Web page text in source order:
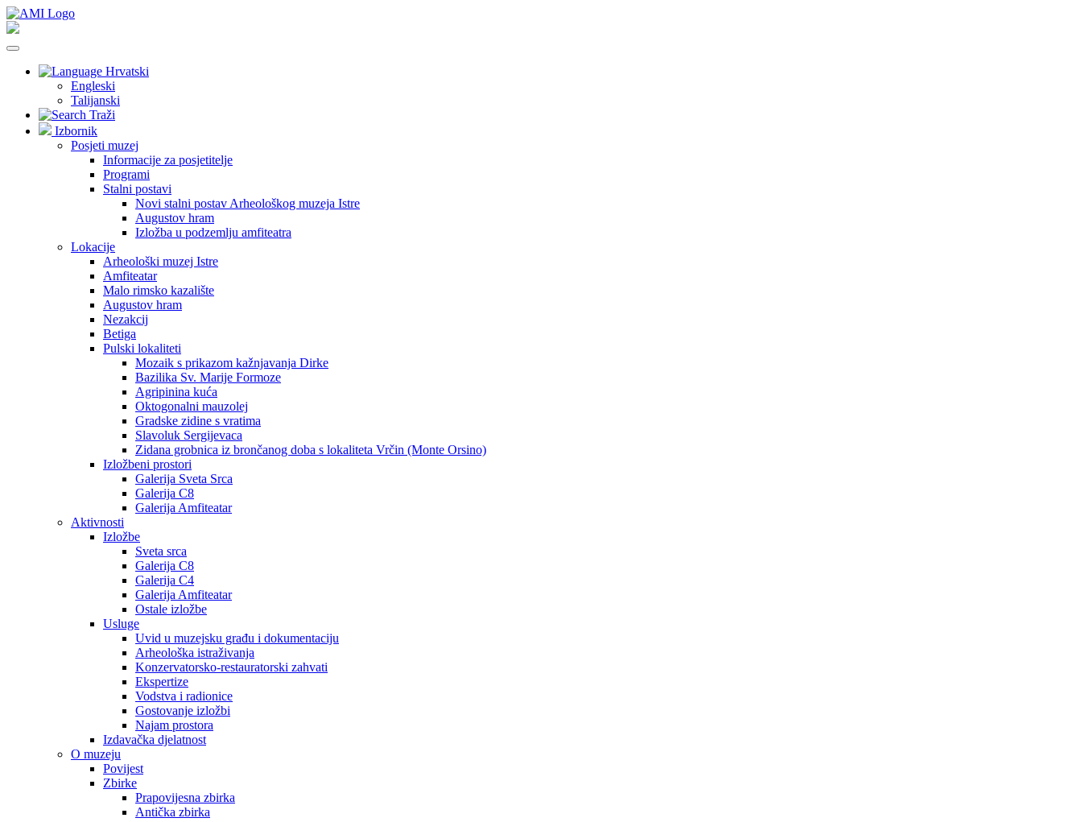
Hrvatski
Engleski
Talijanski
Traži
Izbornik
Posjeti muzej
Informacije za posjetitelje
Programi
Stalni postavi
Novi stalni postav Arheološkog muzeja Istre
Augustov hram
Izložba u podzemlju amfiteatra
Lokacije
Arheološki muzej Istre
Amfiteatar
Malo rimsko kazalište
Augustov hram
Nezakcij
Betiga
Pulski lokaliteti
Mozaik s prikazom kažnjavanja Dirke
Bazilika Sv. Marije Formoze
Agripinina kuća
Oktogonalni mauzolej
Gradske zidine s vratima
Slavoluk Sergijevaca
Zidana grobnica iz brončanog doba s lokaliteta Vrčin (Monte Orsino)
Izložbeni prostori
Galerija Sveta Srca
Galerija C8
Galerija Amfiteatar
Aktivnosti
Izložbe
Sveta srca
Galerija C8
Galerija C4
Galerija Amfiteatar
Ostale izložbe
Usluge
Uvid u muzejsku građu i dokumentaciju
Arheološka istraživanja
Konzervatorsko-restauratorski zahvati
Ekspertize
Vodstva i radionice
Gostovanje izložbi
Najam prostora
Izdavačka djelatnost
O muzeju
Povijest
Zbirke
Prapovijesna zbirka
Antička zbirka